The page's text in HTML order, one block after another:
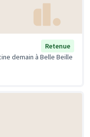
Retenue
demain à Belle Beille